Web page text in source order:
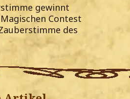
gewinnt
Contest
des